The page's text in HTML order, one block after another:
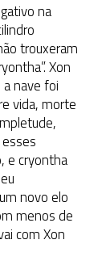
na
trouxeram
Xon
nave foi
vida, morte
e cryontha
novo elo
menos de
com Xon